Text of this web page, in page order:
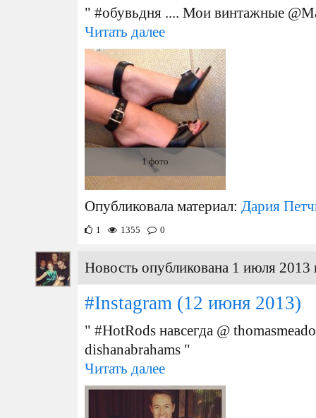
" #обувьдня .... Мои винтажные
Читать далее
1 фото
Опубликовала материал: Дария
1 1355 0
Новость опубликована 1 июля 2013
#Instagram (12 июня 2013)
" #HotRods навсегда @
dishanabrahams "
Читать далее